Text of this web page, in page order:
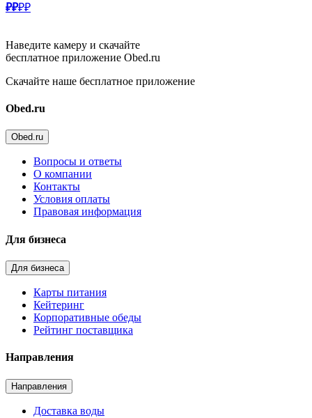
₽₽₽₽
Наведите камеру и скачайте
бесплатное приложение Obed.ru
Скачайте наше бесплатное приложение
Obed.ru
Obed.ru
Вопросы и ответы
О компании
Контакты
Условия оплаты
Правовая информация
Для бизнеса
Для бизнеса
Карты питания
Кейтеринг
Корпоративные обеды
Рейтинг поставщика
Направления
Направления
Доставка воды